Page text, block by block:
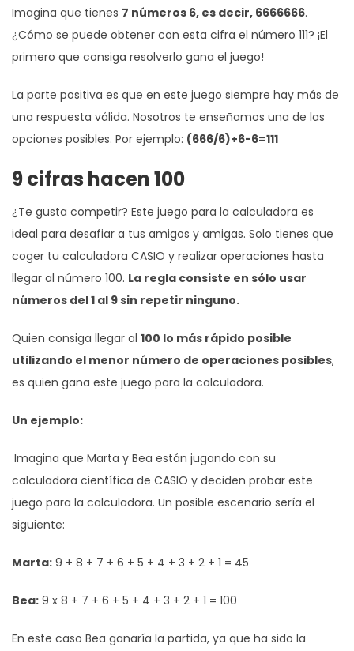
Imagina que tienes 7 números 6, es decir, 6666666.
¿Cómo se puede obtener con esta cifra el número 111? ¡El
primero que consiga resolverlo gana el juego!
La parte positiva es que en este juego siempre hay más de
una respuesta válida. Nosotros te enseñamos una de las
opciones posibles. Por ejemplo: (666/6)+6-6=111
9 cifras hacen 100
¿Te gusta competir? Este juego para la calculadora es
ideal para desafiar a tus amigos y amigas. Solo tienes que
coger tu calculadora CASIO y realizar operaciones hasta
llegar al número 100. La regla consiste en sólo usar
números del 1 al 9 sin repetir ninguno.
Quien consiga llegar al 100 lo más rápido posible
utilizando el menor número de operaciones posibles,
es quien gana este juego para la calculadora.
Un ejemplo:
Imagina que Marta y Bea están jugando con su
calculadora científica de CASIO y deciden probar este
juego para la calculadora. Un posible escenario sería el
siguiente:
Marta: 9 + 8 + 7 + 6 + 5 + 4 + 3 + 2 + 1 = 45
Bea: 9 x 8 + 7 + 6 + 5 + 4 + 3 + 2 + 1 = 100
En este caso Bea ganaría la partida, ya que ha sido la